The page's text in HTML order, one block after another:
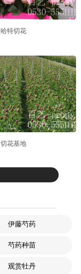
特切花
花基地
伊藤芍药
芍药种苗
观赏牡丹